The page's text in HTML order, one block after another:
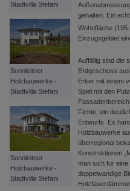
Stadtvilla Stefani
Sonnleitner
Holzbauwerke -
Stadtvilla Stefani
Sonnleitner
Holzbauwerke -
Stadtvilla Stefani
gehalten. Ein
Wohnfläche (195
Einzugsgebiet
Auffällig sind die
Erdgeschoss
Erker mit einem
Spiel mit den
Fichte, ein
Entwurfs. Es
Holzbauwerke
überregional
Konstruktionen
man sich für
doppelwandige